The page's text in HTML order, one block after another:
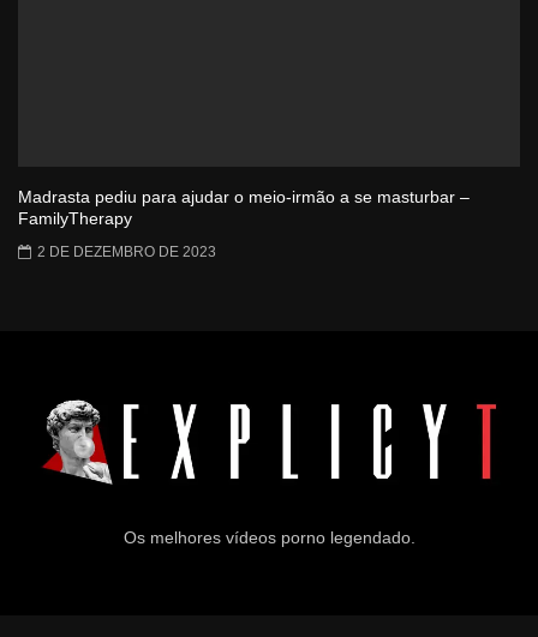
Madrasta pediu para ajudar o meio-irmão a se masturbar –
FamilyTherapy
2 DE DEZEMBRO DE 2023
Os melhores vídeos porno legendado.